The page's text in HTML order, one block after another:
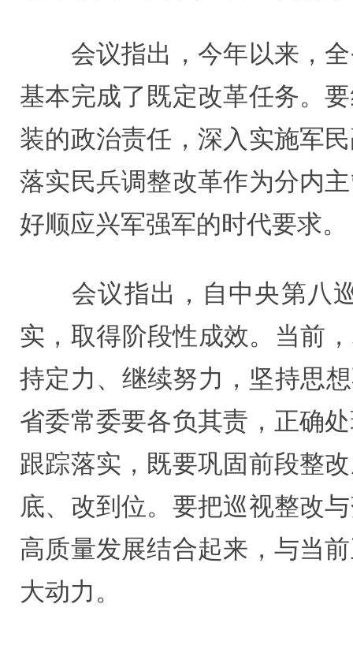
会议指出，今年以来，全
基本完成了既定改革任务。
装的政治责任，深入实施军
落实民兵调整改革作为分内
好顺应兴军强军的时代要求。
会议指出，自中央第八巡
实，取得阶段性成效。当前
持定力、继续努力，坚持思
省委常委要各负其责，正确
跟踪落实，既要巩固前段整
底、改到位。要把巡视整改
高质量发展结合起来，与当
大动力。